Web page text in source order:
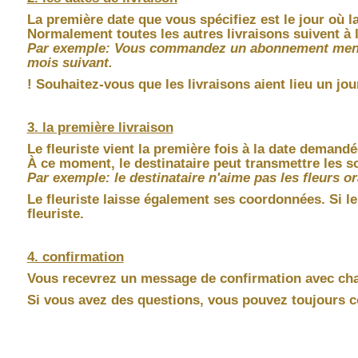
La première date que vous spécifiez est le jour où
Normalement toutes les autres livraisons suivent à
Par exemple: Vous commandez un abonnement
mois suivant.
! Souhaitez-vous que les livraisons aient lieu un
3. la première livraison
Le fleuriste vient la première fois à la date
À ce moment, le destinataire peut transmettre les
Par exemple: le destinataire n'aime pas les fleurs
Le fleuriste laisse également ses coordonnées. Si
fleuriste.
4. confirmation
Vous recevrez un message de confirmation avec
Si vous avez des questions, vous pouvez toujours